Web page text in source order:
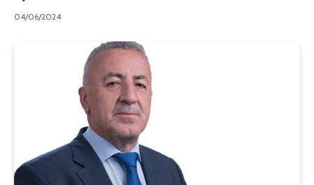
04/06/2024